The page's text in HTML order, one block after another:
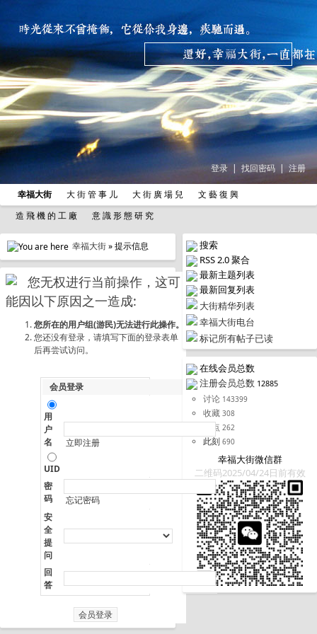
登录 | 找回密码 | 注册
幸福大街 大 街 管 事 儿 大 街 廣 場 兒
文 藝 復 興
造 飛 機 的 工 廠
意 識 形 態 研 究
搜索
RSS 2.0 聚合
最新主题列表
最新回复列表
大街精华列表
幸福大街电台
标记所有帖子已读
在线会员总数
注册会员总数 12885
讨论 143399
收藏 308
据点 262
此刻 690
幸福大街微信群
二维码2025/04/24日前有效
幸福大街» 提示信息
您无权进行当前操作，这可
能因以下原因之一造成:
您所在的用户组(游民)无法进行此操作。
您还没有登录，请填写下面的登录表单
后再尝试访问。
会员登录
用
户
名
UID
立即注册
密
码
忘记密码
安
全
提
问
回
答